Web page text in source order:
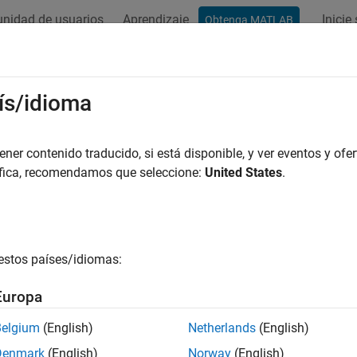
de usuarios Aprendizaje Obtenga MATLAB Inicie
Simulink.SimulationInputpara hacer cambios en
permite hacer cambios en un
se aplican temporalmente al modelo. Si usa un objeto
inicial, parámetros de modelo, parámetros de bloque,
, también puede especificar funciones de
simulación utilizando la funciónsetPreSimFcny setPostSimFcn
idioma
contenido traducido, si está disponible, y ver eventos y
recomendamos que seleccione: United States.
países/idiomas:
(English)
(English)
Netherlands (English)
Norway (English)